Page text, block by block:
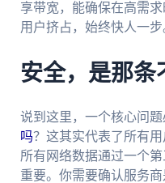
享带宽，能确保在高需
用户挤占，始终快人一步
安全，是那条
说到这里，一个核心问题
吗？这其实代表了所有
所有网络数据通过一个
重要。你需要确认服务